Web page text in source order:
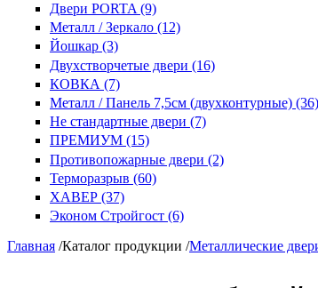
Двери PORTA (9)
Металл / Зеркало (12)
Йошкар (3)
Двухстворчетые двери (16)
КОВКА (7)
Металл / Панель 7,5см (двухконтурные) (36)
Не стандартные двери (7)
ПРЕМИУМ (15)
Противопожарные двери (2)
Терморазрыв (60)
ХАВЕР (37)
Эконом Стройгост (6)
Главная /Каталог продукции /Металлические